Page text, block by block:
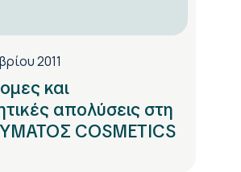
2011
και
απολύσεις στη
COSMETICS